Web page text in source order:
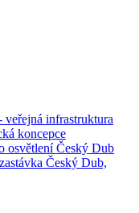
infrastruktura
koncepce
osvětlení Český Dub
Český Dub,